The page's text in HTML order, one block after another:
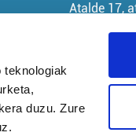
duzu. Zure
Atalde 17,